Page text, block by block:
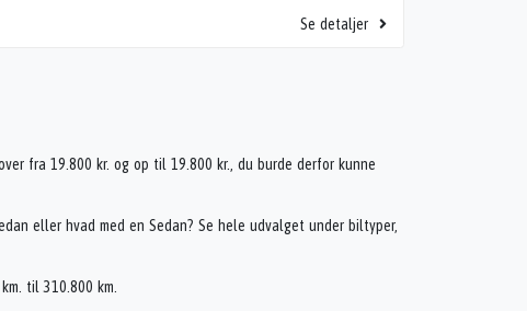
Se detaljer
fra 19.800 kr. og op til 19.800 kr., du burde derfor kunne
eller hvad med en Sedan? Se hele udvalget under biltyper,
til 310.800 km.